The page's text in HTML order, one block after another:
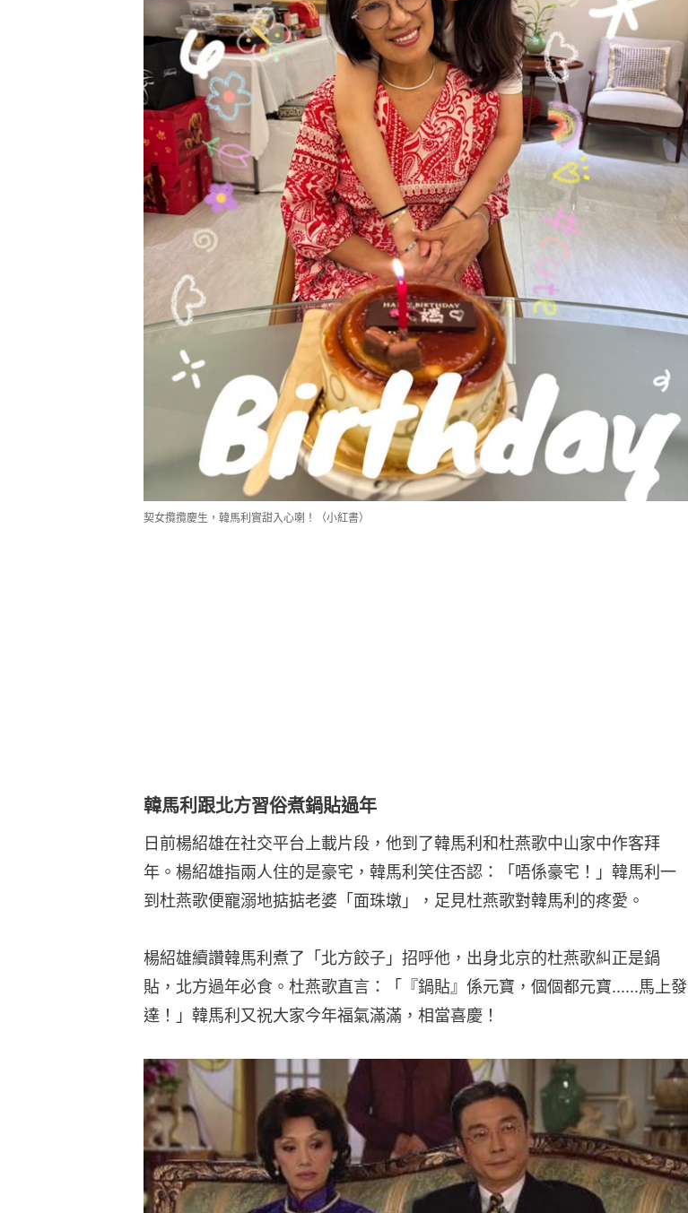
契女攬攬慶生，韓馬利實甜入心喇！（小紅書）
韓馬利跟北方習俗煮鍋貼過年
日前楊紹雄在社交平台上載片段，他到了韓馬利和杜燕歌中山家中作客拜
年。楊紹雄指兩人住的是豪宅，韓馬利笑住否認：「唔係豪宅！」韓馬利一
到杜燕歌便寵溺地掂掂老婆「面珠墩」，足見杜燕歌對韓馬利的疼愛。
楊紹雄續讚韓馬利煮了「北方餃子」招呼他，出身北京的杜燕歌糾正是鍋
貼，北方過年必食。杜燕歌直言：「『鍋貼』係元寶，個個都元寶......馬上發
達！」韓馬利又祝大家今年福氣滿滿，相當喜慶！